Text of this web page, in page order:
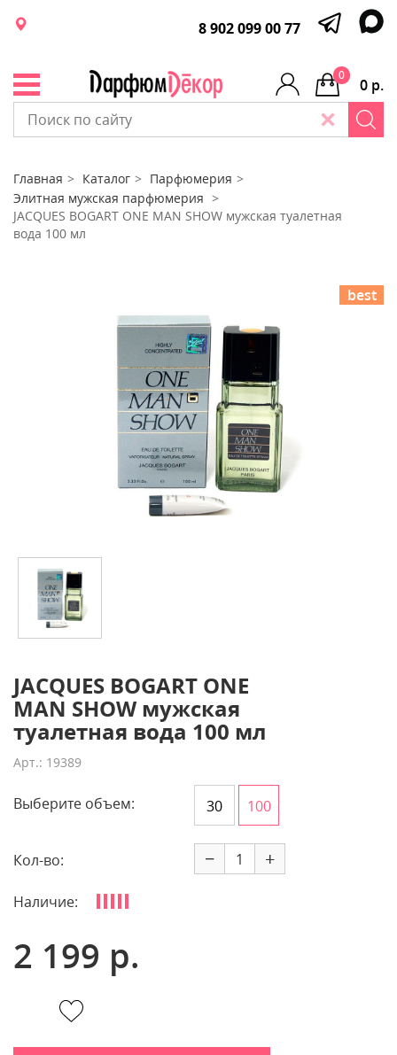
8 902 099 00 77
0 р.
0
Главная Каталог
Парфюмерия
Элитная мужская парфюмерия
JACQUES BOGART ONE MAN SHOW мужская туалетная
вода 100 мл
best
JACQUES BOGART ONE
MAN SHOW мужская
туалетная вода 100 мл
Арт.: 19389
Выберите объем: 30 100
Кол-во: − +
Наличие:
2 199 р.